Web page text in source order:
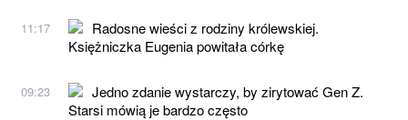
11:17
Radosne wieści z rodziny królewskiej.
Księżniczka Eugenia powitała córkę
09:23
Jedno zdanie wystarczy, by zirytować Gen Z.
Starsi mówią je bardzo często